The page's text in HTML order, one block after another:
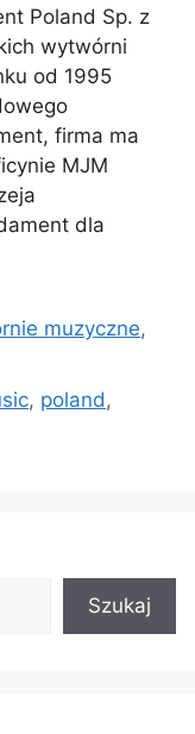
Poland Sp. z
wytwórni
od 1995
firma ma
MJM
dla
muzyczne,
, poland ,
Szukaj